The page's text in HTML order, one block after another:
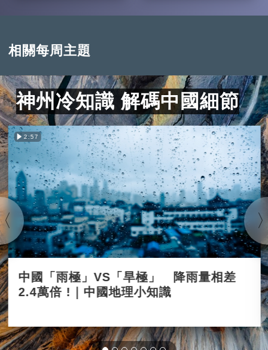
相關每周主題
神州冷知識 解碼中國細節
2:57
中國「雨極」VS「旱極」 降雨量相差
2.4萬倍 !｜中國地理小知識